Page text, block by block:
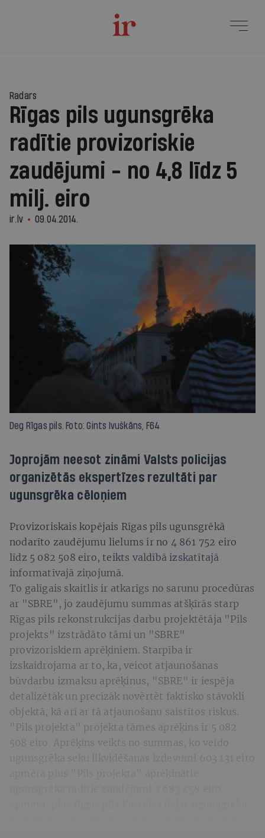
Radars
Rīgas pils ugunsgrēka
radītie provizoriskie
zaudējumi - no 4,8 līdz 5
milj. eiro
ir.lv 09.04.2014.
Deg Rīgas pils. Foto: Gints Ivuškāns, F64
Joprojām neesot zināmi Valsts policijas
organizētās ekspertīzes rezultāti par
ugunsgrēka cēloņiem
Provizoriskais kopējais Rīgas pils ugunsgrēkā
nodarīto zaudējumu lielums ir no 4 861 752 eiro
līdz 5 082 508 eiro, teikts valdībā izskatītajā
informatīvajā ziņojumā.
To galīgais skaitlis ir atkarīgs no sarunu procedūras
ar "SBRE", jo zaudējumu summas atšķīrās starp
Rīgas pils rekonstrukcijas darbu projektētāja "Pils
projekts" izstrādāto tāmi un "SBRE"
provizoriskiem aprēķiniem. Starpība ir
izskaidrojama ar to, ka, veicot atjaunošanas
būvdarbu izmaksu aprēķinus, "SBRE" ir iespēja
detalizētāk un precīzāk novērtēt faktisko stāvokli
objektā, kā arī ar tā atjaunošanu saistītos riskus.
"Pils projekta" projekta tāmes aprēķins ir 5 082
508 eiro. Aprēķins veikts no summas, ko veido
ugunsgrēka seku likvidēšanas izdevumi 603 131 eiro